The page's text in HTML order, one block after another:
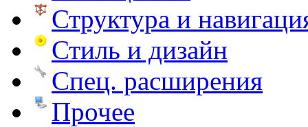
Структура и
Стиль и дизайн
Спец. расширения
Прочее